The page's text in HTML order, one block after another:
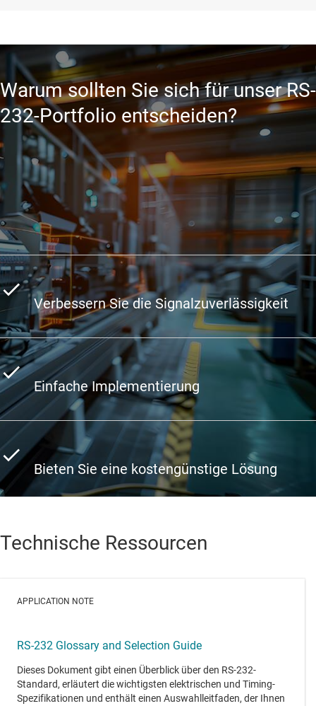
Warum sollten Sie sich für unser RS-
232-Portfolio entscheiden?
Verbessern Sie die Signalzuverlässigkeit
Einfache Implementierung
Bieten Sie eine kostengünstige Lösung
Technische Ressourcen
APPLICATION NOTE
RS-232 Glossary and Selection Guide
Dieses Dokument gibt einen Überblick über den RS-232-
Standard, erläutert die wichtigsten elektrischen und Timing-
Spezifikationen und enthält einen Auswahlleitfaden, der Ihnen